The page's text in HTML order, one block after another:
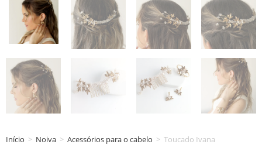
Início > Noiva > Acessórios para o cabelo > Toucado Ivana